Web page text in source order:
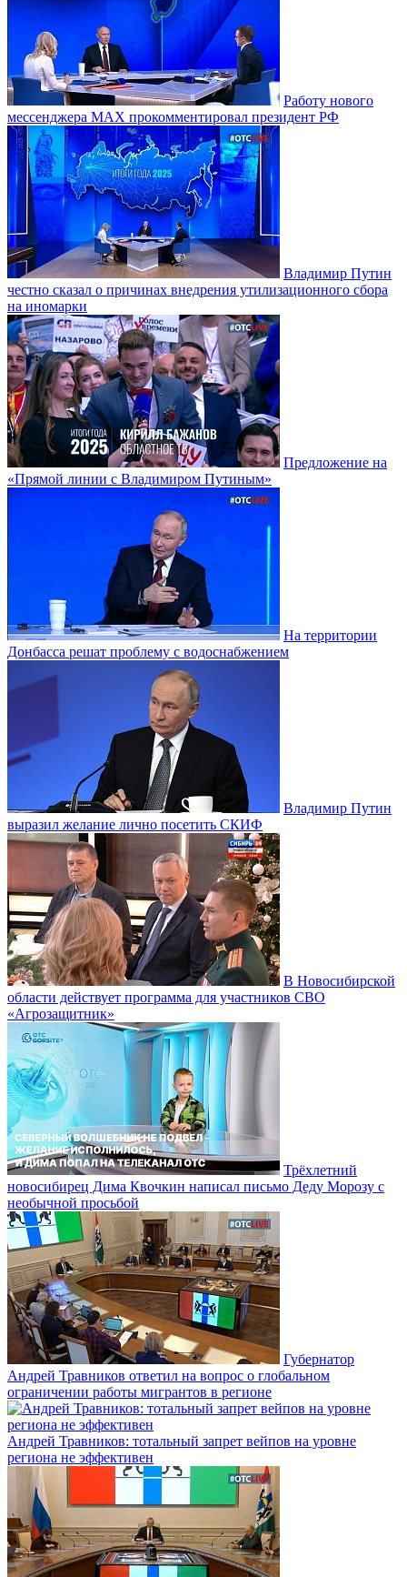
Работу нового
мессенджера MAX прокомментировал президент РФ
Владимир Путин
честно сказал о причинах внедрения утилизационного сбора
на иномарки
Предложение на
«Прямой линии с Владимиром Путиным»
На территории
Донбасса решат проблему с водоснабжением
Владимир Путин
выразил желание лично посетить СКИФ
В Новосибирской
области действует программа для участников СВО
«Агрозащитник»
Трёхлетний
новосибирец Дима Квочкин написал письмо Деду Морозу с
необычной просьбой
Губернатор
Андрей Травников ответил на вопрос о глобальном
ограничении работы мигрантов в регионе
Андрей Травников: тотальный запрет вейпов на уровне
региона не эффективен